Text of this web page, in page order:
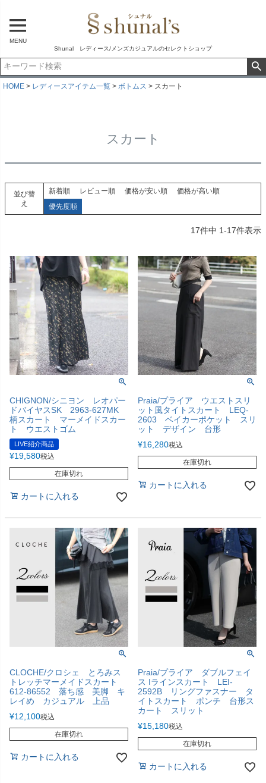
MENU
Shunal レディース/メンズカジュアルのセレクトショップ
HOME レディースアイテム一覧 ボトムス スカート
スカート
並び替
え
新着順 レビュー順 価格が安い順
価格が高い順
優先度順
17件中 1-17件表示
CHIGNON/シニヨン レオパー
ドバイヤスSK 2963-627MK
柄スカート マーメイドスカー
ト ウエストゴム
LIVE紹介商品
¥19,580税込
在庫切れ
カートに入れる
Praia/プライア ウエストスリ
ット風タイトスカート LEQ-
2603 ベイカーポケット スリ
ット デザイン 台形
¥16,280税込
在庫切れ
カートに入れる
CLOCHE/クロシェ とろみス
トレッチマーメイドスカート
612-86552 落ち感 美脚 キ
レイめ カジュアル 上品
¥12,100税込
在庫切れ
カートに入れる
Praia/プライア ダブルフェイ
ス Iラインスカート LEI-
2592B リングファスナー タ
イトスカート ポンチ 台形ス
カート スリット
¥15,180税込
在庫切れ
カートに入れる